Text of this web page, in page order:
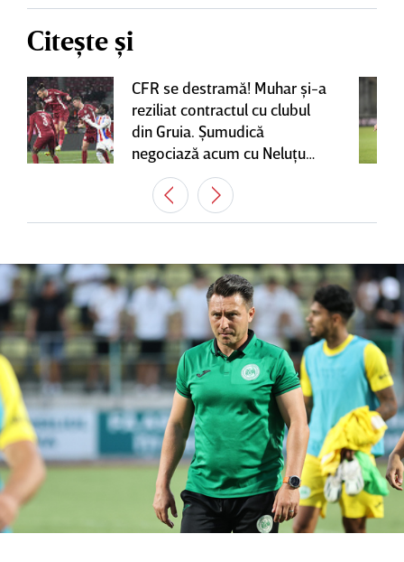
Citește și
CFR se destramă! Muhar şi-a
reziliat contractul cu clubul
din Gruia. Şumudică
negociază acum cu Neluţu
Varga, care mai are o
variantă pentru banca tehnică
| EXCLUSIV